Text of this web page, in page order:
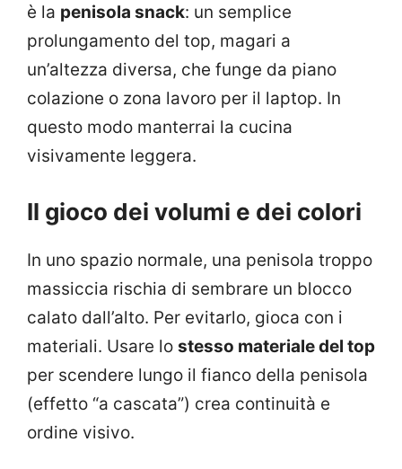
è la penisola snack: un semplice
prolungamento del top, magari a
un’altezza diversa, che funge da piano
colazione o zona lavoro per il laptop. In
questo modo manterrai la cucina
visivamente leggera.
Il gioco dei volumi e dei colori
In uno spazio normale, una penisola troppo
massiccia rischia di sembrare un blocco
calato dall’alto. Per evitarlo, gioca con i
materiali. Usare lo stesso materiale del top
per scendere lungo il fianco della penisola
(effetto “a cascata”) crea continuità e
ordine visivo.